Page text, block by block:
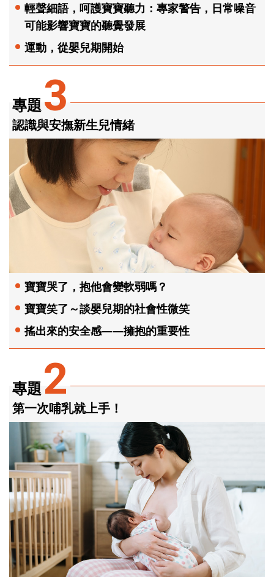
專題2
第一次哺乳就上手！
專題3
認識與安撫新生兒情緒
寶寶哭了，抱他會變軟弱嗎？
寶寶笑了～談嬰兒期的社會性微笑
搖出來的安全感——擁抱的重要性
輕聲細語，呵護寶寶聽力：專家警告，日常噪音
可能影響寶寶的聽覺發展
運動，從嬰兒期開始